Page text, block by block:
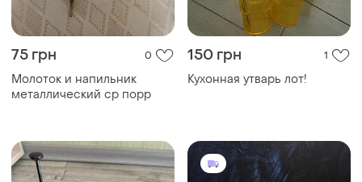
75 грн 0
Молоток и напильник
металлический ср порр
150 грн 1
Кухонная утварь лот!